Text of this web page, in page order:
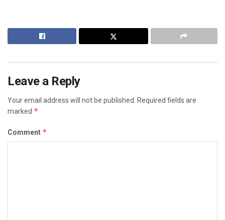
Leave a Reply
Your email address will not be published.
Required fields are
marked *
Comment *